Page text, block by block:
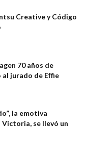
Creative y Código
70 años de
jurado de Effie
la emotiva
Victoria, se llevó un